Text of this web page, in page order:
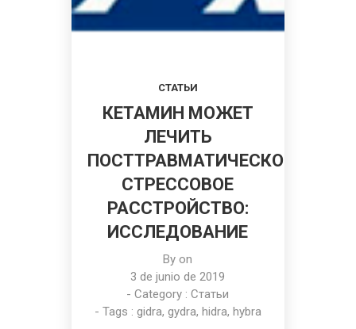
СТАТЬИ
КЕТАМИН МОЖЕТ
ЛЕЧИТЬ
ПОСТТРАВМАТИЧЕСКОЕ
СТРЕССОВОЕ
РАССТРОЙСТВО:
ИССЛЕДОВАНИЕ
By on
3 de junio de 2019
- Category :Статьи
- Tags : gidra, gydra, hidra, hybra